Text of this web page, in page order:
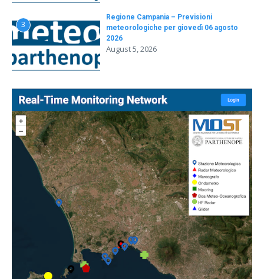
3
Regione Campania – Previsioni
meteorologiche per giovedì 06 agosto
2026
August 5, 2026